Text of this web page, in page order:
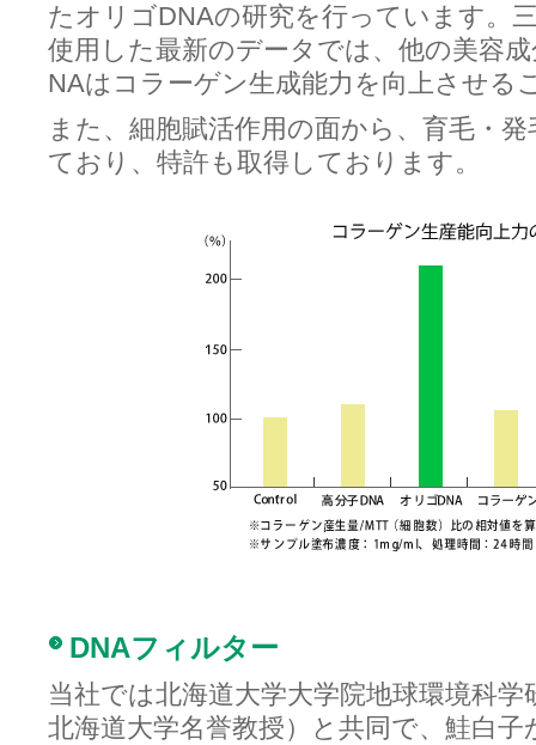
たオリゴDNAの研究を行っています。
使用した最新のデータでは、他の美容
NAはコラーゲン生成能力を向上させる
また、細胞賦活作用の面から、育毛・
ており、特許も取得しております。
DNAフィルター
当社では北海道大学大学院地球環境科
北海道大学名誉教授）と共同で、鮭白